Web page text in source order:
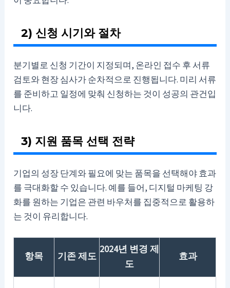
2) 신청 시기와 절차
분기별로 신청 기간이 지정되며, 온라인 접수 후 서류
검토와 현장 심사가 순차적으로 진행됩니다. 미리 서류
를 준비하고 일정에 맞춰 신청하는 것이 성공의 관건입
니다.
3) 지원 품목 선택 전략
기업의 성장 단계와 필요에 맞는 품목을 선택해야 효과
를 극대화할 수 있습니다. 예를 들어, 디지털 마케팅 강
화를 원하는 기업은 관련 바우처를 집중적으로 활용하
는 것이 유리합니다.
항목 기존 제도
2024년 변경 제
도
효과